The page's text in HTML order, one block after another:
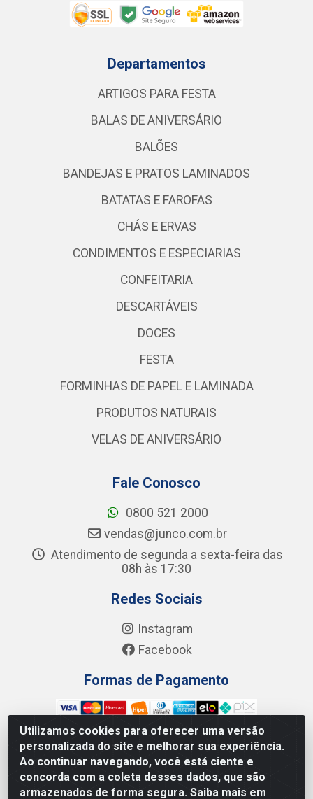
Utilizamos cookies para oferecer uma versão
personalizada do site e melhorar sua experiência.
Ao continuar navegando, você está ciente e
concorda com a coleta desses dados, que são
armazenados de forma segura. Saiba mais em
Departamentos
ARTIGOS PARA FESTA
BALAS DE ANIVERSÁRIO
BALÕES
BANDEJAS E PRATOS LAMINADOS
BATATAS E FAROFAS
CHÁS E ERVAS
CONDIMENTOS E ESPECIARIAS
CONFEITARIA
DESCARTÁVEIS
DOCES
FESTA
FORMINHAS DE PAPEL E LAMINADA
PRODUTOS NATURAIS
VELAS DE ANIVERSÁRIO
Fale Conosco
0800 521 2000
vendas@junco.com.br
Atendimento de segunda a sexta-feira das
08h às 17:30
Redes Sociais
Instagram
Facebook
Formas de Pagamento
Junco Industria e Comercio Ltda - R. Lineu Anterino
Mariano, 505 - Distrito Industrial, Uberlândia - MG CEP
38.402-346 - CNPJ: 66.312.653/0001-14